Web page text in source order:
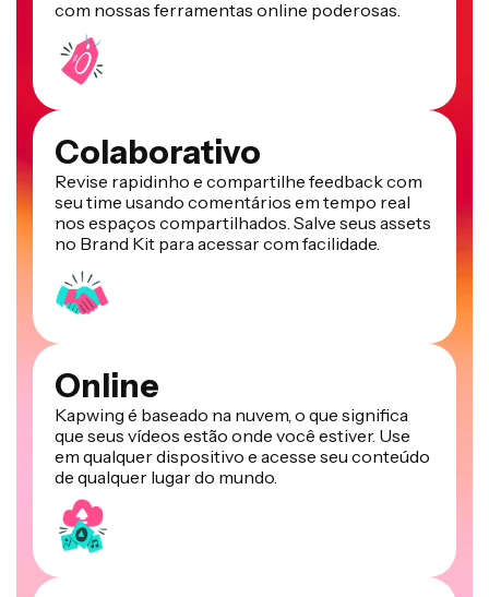
com nossas ferramentas online poderosas.
Colaborativo
Revise rapidinho e compartilhe feedback com
seu time usando comentários em tempo real
nos espaços compartilhados. Salve seus assets
no Brand Kit para acessar com facilidade.
Online
Kapwing é baseado na nuvem, o que significa
que seus vídeos estão onde você estiver. Use
em qualquer dispositivo e acesse seu conteúdo
de qualquer lugar do mundo.